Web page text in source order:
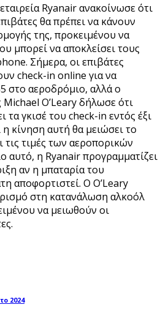
Ryanair ανακοίνωσε ότι
θα πρέπει να κάνουν
της, προκειμένου να
μπορεί να αποκλείσει τους
Σήμερα, οι επιβάτες
check-in online για να
στο αεροδρόμιο, αλλά ο
O’Leary δήλωσε ότι
τα γκισέ του check-in εντός έξι
κίνηση αυτή θα μειώσει το
τις τιμές των αεροπορικών
αυτό, η Ryanair προγραμματίζει
αν η μπαταρία του
αποφορτιστεί. Ο O’Leary
στη κατανάλωση αλκοόλ
να μειωθούν οι
2024